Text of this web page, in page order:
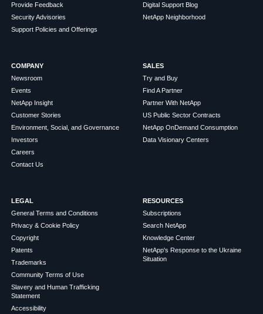
Provide Feedback
Security Advisories
Support Policies and Offerings
Digital Support Blog
NetApp Neighborhood
COMPANY
Newsroom
Events
NetApp Insight
Customer Stories
Environment, Social, and Governance
Investors
Careers
Contact Us
SALES
Try and Buy
Find A Partner
Partner With NetApp
US Public Sector Contracts
NetApp OnDemand Consumption
Data Visionary Centers
LEGAL
General Terms and Conditions
Privacy & Cookie Policy
Copyright
Patents
Trademarks
Community Terms of Use
Slavery and Human Trafficking
Statement
Accessibility
RESOURCES
Subscriptions
Search NetApp
Knowledge Center
NetApp's Response to the Ukraine
Situation